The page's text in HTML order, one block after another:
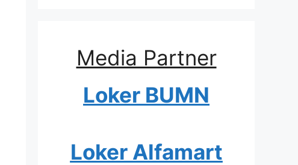
Media Partner
Loker BUMN
Loker Alfamart